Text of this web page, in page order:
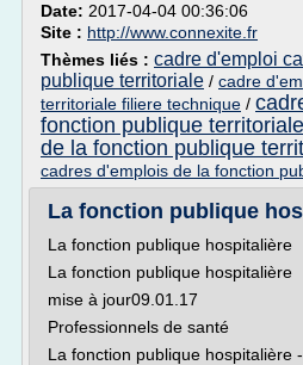
Date: 2017-04-04 00:36:06
Site : http://www.connexite.fr
Thèmes liés : cadre d'emploi
publique territoriale / cadre
territoriale filiere technique /
fonction publique territoriale
de la fonction publique
cadres d'emplois de la fonction
La fonction publique
La fonction publique hospitalière
La fonction publique hospitalière
mise à jour09.01.17
Professionnels de santé
La fonction publique hospitalière